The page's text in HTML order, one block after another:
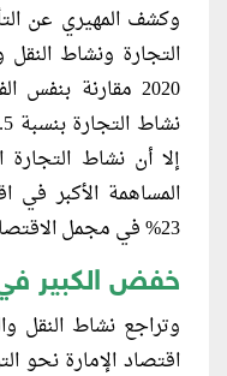
وكشف المهيري عن
التجارة ونشاط
2020 مقارنة
إلا أن نشاط
المساهمة الأكبر في
23% في مجمل الاقتصاد.
خفض الكبير